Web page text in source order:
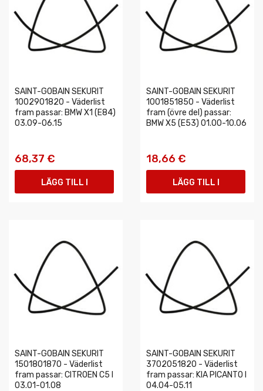
SAINT-GOBAIN SEKURIT
1002901820 - Väderlist
fram passar: BMW X1 (E84)
03.09-06.15
68,37 €
LÄGG TILL I
SAINT-GOBAIN SEKURIT
1001851850 - Väderlist
fram (övre del) passar:
BMW X5 (E53) 01.00-10.06
18,66 €
LÄGG TILL I
SAINT-GOBAIN SEKURIT
1501801870 - Väderlist
fram passar: CITROEN C5 I
03.01-01.08
SAINT-GOBAIN SEKURIT
3702051820 - Väderlist
fram passar: KIA PICANTO I
04.04-05.11